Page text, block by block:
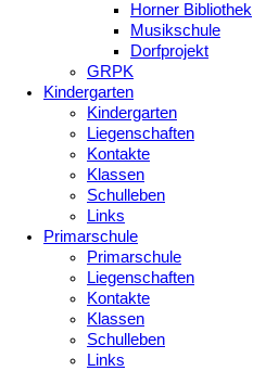
Horner Bibliothek
Musikschule
Dorfprojekt
GRPK
Kindergarten
Kindergarten
Liegenschaften
Kontakte
Klassen
Schulleben
Links
Primarschule
Primarschule
Liegenschaften
Kontakte
Klassen
Schulleben
Links